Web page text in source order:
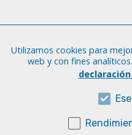
Tfno.: +34 928 452 771 / 452
Fax: +34 928 451 701
Sobre esta web
Utilizamos cookies para
web y con fines